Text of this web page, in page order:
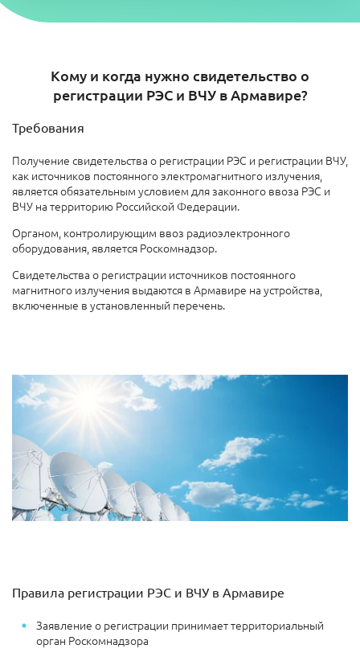
Кому и когда нужно свидетельство о
регистрации РЭС и ВЧУ в Армавире?
Требования
Получение свидетельства о регистрации РЭС и регистрации ВЧУ,
как источников постоянного электромагнитного излучения,
является обязательным условием для законного ввоза РЭС и
ВЧУ на территорию Российской Федерации.
Органом, контролирующим ввоз радиоэлектронного
оборудования, является Роскомнадзор.
Свидетельства о регистрации источников постоянного
магнитного излучения выдаются в Армавире на устройства,
включенные в установленный перечень.
Правила регистрации РЭС и ВЧУ в Армавире
Заявление о регистрации принимает территориальный
орган Роскомнадзора